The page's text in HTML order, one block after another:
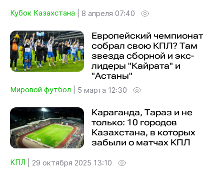
Кубок Казахстана 8 апреля 07:40
Европейский чемпионат
собрал свою КПЛ? Там
звезда сборной и экс-
лидеры "Кайрата" и
"Астаны"
Мировой футбол 5 марта 12:30
Караганда, Тараз и не
только: 10 городов
Казахстана, в которых
забыли о матчах КПЛ
КПЛ 29 октября 2025 13:10